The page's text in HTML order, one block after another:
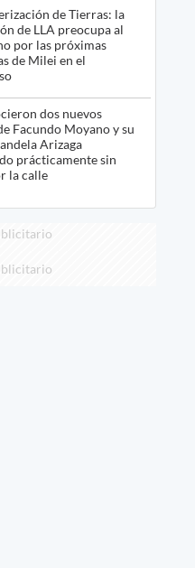
de Tierras: la
de LLA preocupa al
por las próximas
de Milei en el
dos nuevos
Facundo Moyano y su
Arizaga
prácticamente sin
la calle